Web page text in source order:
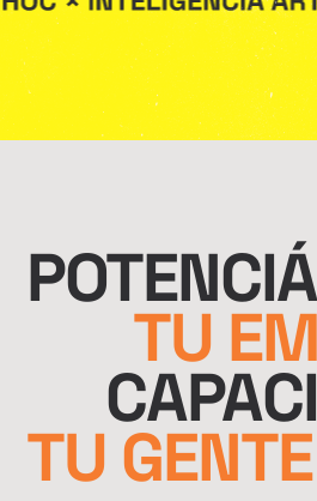
POTENCIÁ
TU
TU GENTE